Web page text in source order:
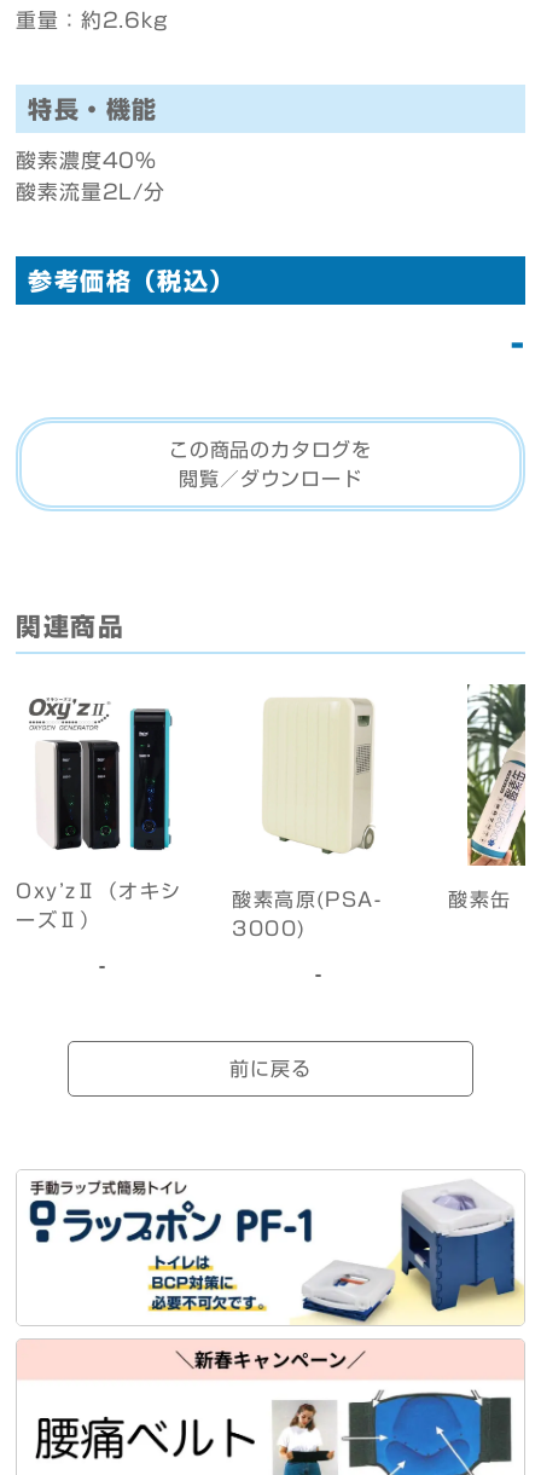
重量：約2.6kg
特長・機能
酸素濃度40%
酸素流量2L/分
参考価格（税込）
-
この商品のカタログを
閲覧／ダウンロード
関連商品
Oxy’zⅡ（オキシ
ーズⅡ）
-
酸素高原(PSA-
3000)
-
酸素缶
前に戻る